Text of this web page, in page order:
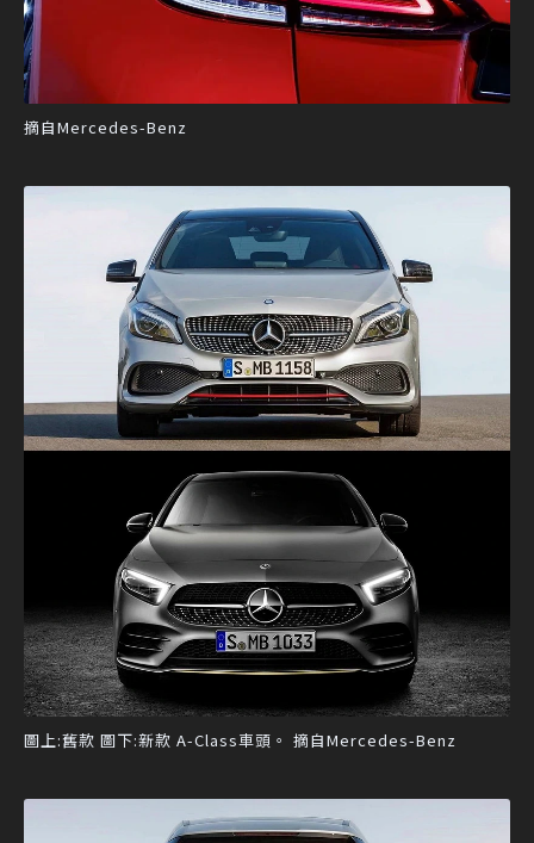
摘自Mercedes-Benz
圖上:舊款 圖下:新款 A-Class車頭。 摘自Mercedes-Benz